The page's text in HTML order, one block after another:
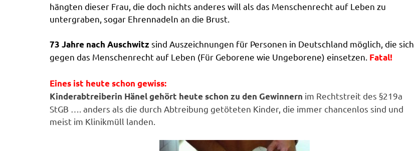
hängten dieser Frau, die doch nichts anderes will als das Menschenrecht auf Leben zu
untergraben, sogar Ehrennadeln an die Brust.
73 Jahre nach Auschwitz sind Auszeichnungen für Personen in Deutschland möglich, die sich
gegen das Menschenrecht auf Leben (Für Geborene wie Ungeborene) einsetzen. Fatal!
Eines ist heute schon gewiss:
Kinderabtreiberin Hänel gehört heute schon zu den Gewinnern im Rechtstreit des §219a
StGB …. anders als die durch Abtreibung getöteten Kinder, die immer chancenlos sind und
meist im Klinikmüll landen.